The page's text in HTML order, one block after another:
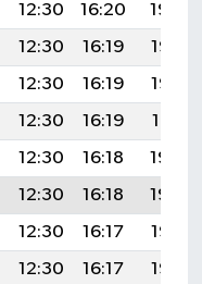
12:30 16:20
19:34
12:30 16:19
19:33
12:30 16:19
19:32
12:30 16:19
19:31
12:30 16:18
19:30
12:30 16:18
19:29
12:30 16:17
19:28
12:30 16:17
19:26